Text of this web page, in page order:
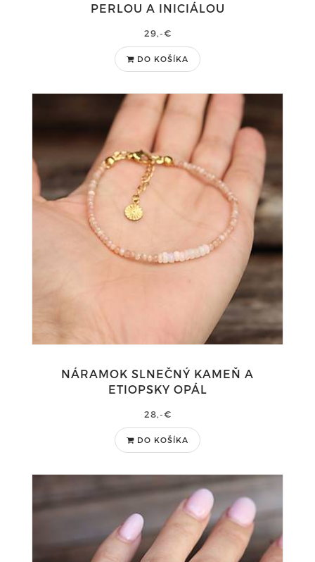
PERLOU A INICIÁLOU
29,-€
DO KOŠÍKA
NÁRAMOK SLNEČNÝ KAMEŇ A
ETIOPSKY OPÁL
28,-€
DO KOŠÍKA